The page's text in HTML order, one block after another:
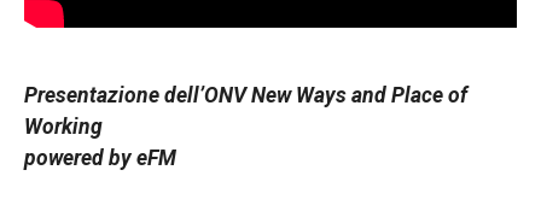
Presentazione dell’ONV New Ways and Place of
Working
powered by eFM